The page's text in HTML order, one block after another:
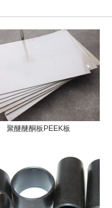
聚醚醚酮板PEEK板